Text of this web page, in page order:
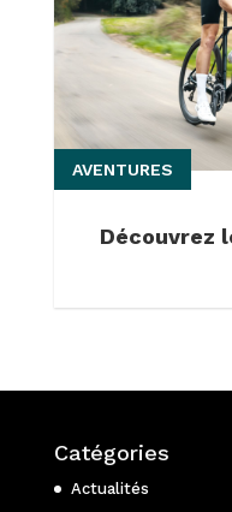
Découvrez
AVENTURES
Catégories
Actualités